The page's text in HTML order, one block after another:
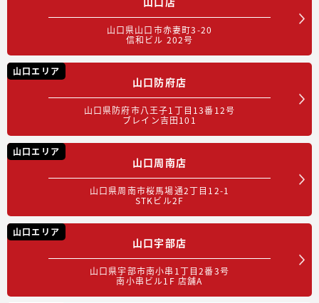
山口県山口市赤妻町3-20
信和ビル 202号
山口エリア
山口防府店
山口県防府市八王子1丁目13番12号
ブレイン吉田101
山口エリア
山口周南店
山口県周南市桜馬場通2丁目12-1
STKビル2F
山口エリア
山口宇部店
山口県宇部市南小串1丁目2番3号
南小串ビル1F 店舗A